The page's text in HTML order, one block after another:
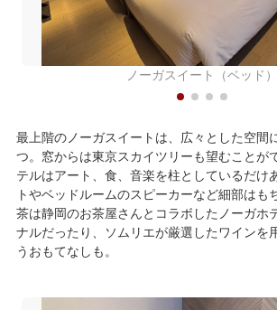
ノーガスイート（ベッド）
最上階のノーガスイートは、広々とした空間
つ。窓からは東京スカイツリーも望むことが
テルはアート、食、音楽を柱としているだけ
トやベッドルームのスピーカーなど細部はも
茶は静岡のお茶屋さんとコラボしたノーガホ
ナルだったり、ソムリエが厳選したワインを
うおもてなしも。